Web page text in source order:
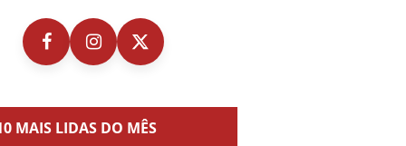
MAIS LIDAS DO MÊS